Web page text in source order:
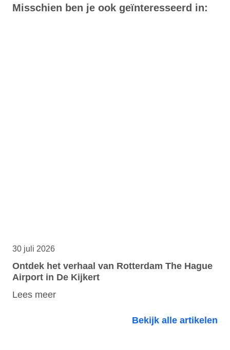
Misschien ben je ook geïnteresseerd in:
30 juli 2026
Ontdek het verhaal van Rotterdam The Hague
Airport in De Kijkert
Lees meer
Bekijk alle artikelen